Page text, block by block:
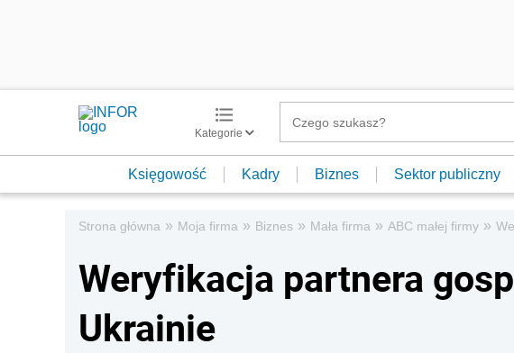
Kategorie
Księgowość Kadry Biznes Sektor publiczny
Strona główna » Moja firma » Biznes » Mała firma » ABC małej firmy »
Weryfikacja partnera
Ukrainie